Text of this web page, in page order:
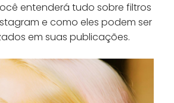
entenderá tudo sobre filtros
e como eles podem ser
em suas publicações.